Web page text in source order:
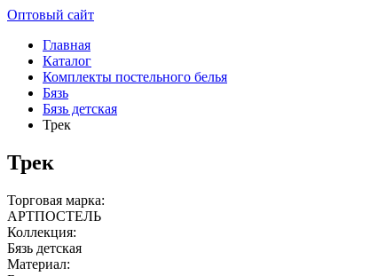
Оптовый сайт
Главная
Каталог
Комплекты постельного белья
Бязь
Бязь детская
Трек
Трек
Торговая марка:
АРТПОСТЕЛЬ
Коллекция:
Бязь детская
Материал: